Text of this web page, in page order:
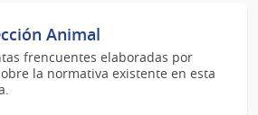
Animal
frencuentes elaboradas por
la normativa existente en esta